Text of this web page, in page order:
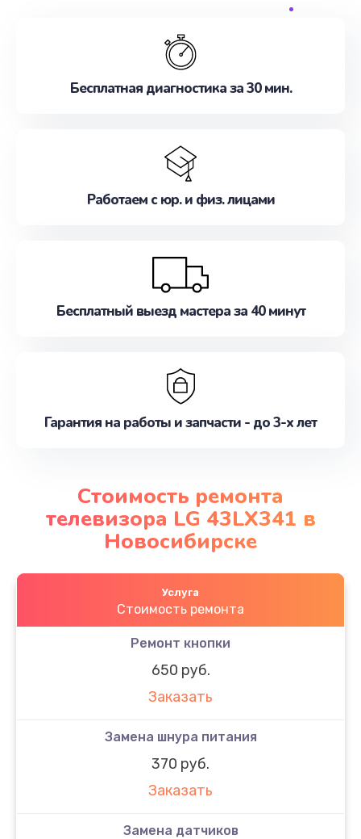
наилучшим образом. Не медлите записаться на
Бесплатная диагностика за 30 мин.
Работаем с юр. и физ. лицами
Бесплатный выезд мастера за 40 минут
Гарантия на работы и запчасти - до 3-х лет
Стоимость ремонта
телевизора LG 43LX341 в
Новосибирске
Услуга
Стоимость ремонта
Ремонт кнопки
650 руб.
Заказать
Замена шнура питания
370 руб.
Заказать
Замена датчиков